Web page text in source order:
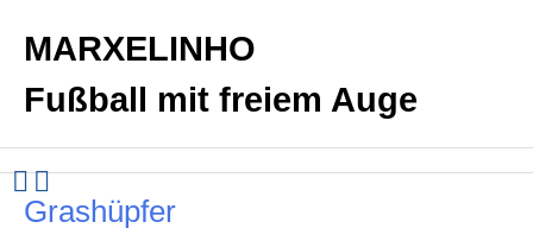
MARXELINHO
Fußball mit freiem Auge
Grashüpfer